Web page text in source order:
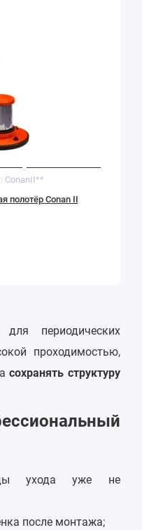
ConanII**
полотёр Conan II
периодических
проходимостью,
асохранять структуру
ухода уже не
после монтажа;